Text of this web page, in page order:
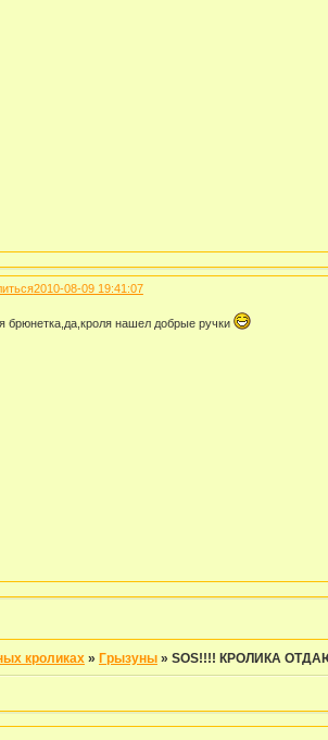
2010-08-09 19:41:07
брюнетка,да,кроля нашел добрые ручки
кроликах » Грызуны » SOS!!!! КРОЛИКА